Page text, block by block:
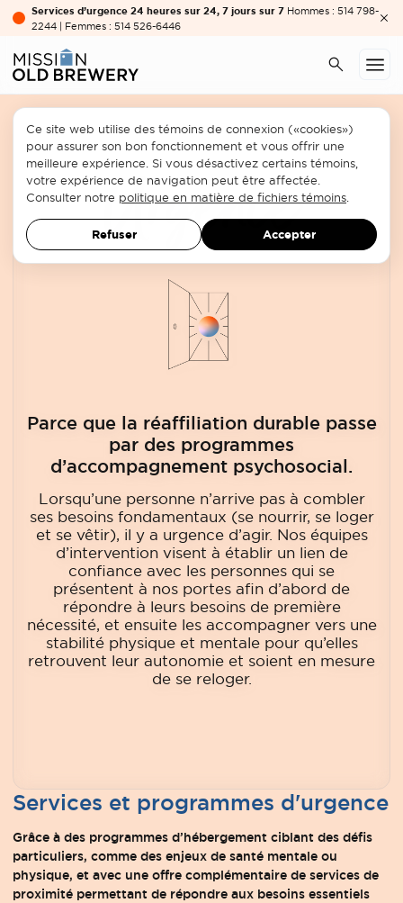
Services d’urgence 24 heures sur 24, 7 jours sur 7 Hommes : 514 798-
2244 | Femmes : 514 526-6446
PréventionUrgenceRelogement
Urgence
Parce que la réaffiliation durable passe
par des programmes
d’accompagnement psychosocial.
Lorsqu’une personne n’arrive pas à combler
ses besoins fondamentaux (se nourrir, se loger
et se vêtir), il y a urgence d’agir. Nos équipes
d’intervention visent à établir un lien de
confiance avec les personnes qui se
présentent à nos portes afin d’abord de
répondre à leurs besoins de première
nécessité, et ensuite les accompagner vers une
stabilité physique et mentale pour qu’elles
retrouvent leur autonomie et soient en mesure
de se reloger.
Services et programmes d'urgence
Grâce à des programmes d’hébergement ciblant des défis
particuliers, comme des enjeux de santé mentale ou
physique, et avec une offre complémentaire de services de
proximité permettant de répondre aux besoins essentiels
Ce site web utilise des témoins de connexion («cookies»)
pour assurer son bon fonctionnement et vous offrir une
meilleure expérience. Si vous désactivez certains témoins,
votre expérience de navigation peut être affectée.
Consulter notre politique en matière de fichiers témoins
Refuser Accepter